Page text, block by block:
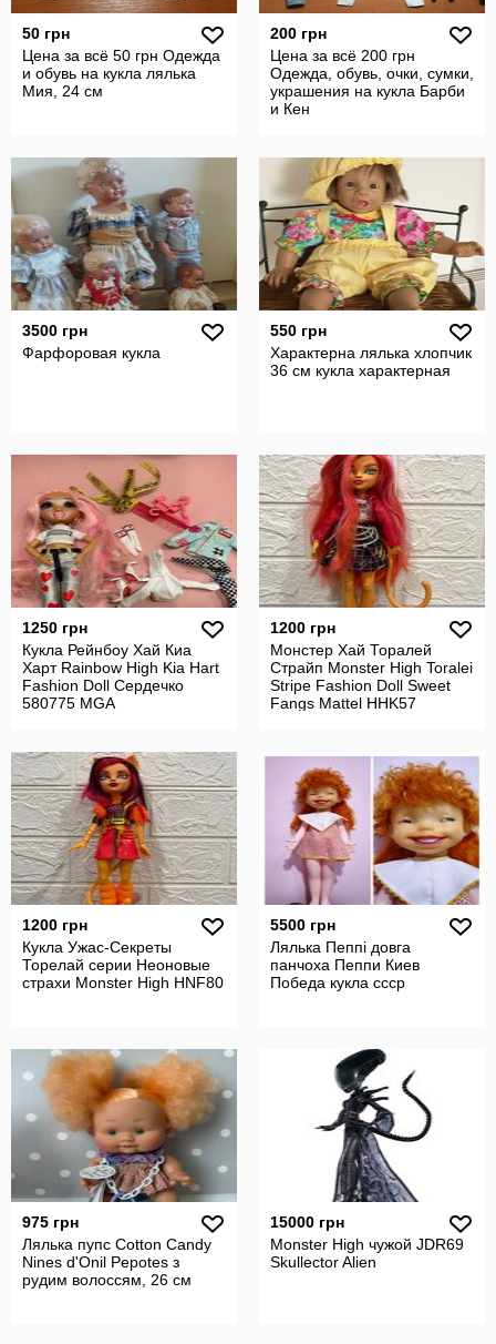
50 грн
Цена за всё 50 грн Одежда
и обувь на кукла лялька
Мия, 24 см
200 грн
Цена за всё 200 грн
Одежда, обувь, очки, сумки,
украшения на кукла Барби
и Кен
3500 грн
Фарфоровая кукла
550 грн
Характерна лялька хлопчик
36 см кукла характерная
1250 грн
Кукла Рейнбоу Хай Киа
Харт Rainbow High Kia Hart
Fashion Doll Сердечко
580775 MGA
1200 грн
Монстер Хай Торалей
Страйп Monster High Toralei
Stripe Fashion Doll Sweet
Fangs Mattel HHK57
1200 грн
Кукла Ужас-Секреты
Торелай серии Неоновые
страхи Monster High HNF80
5500 грн
Лялька Пеппі довга
панчоха Пеппи Киев
Победа кукла ссср
975 грн
Лялька пупс Cotton Candy
Nines d'Onil Pepotes з
рудим волоссям, 26 см
15000 грн
Monster High чужой JDR69
Skullector Alien